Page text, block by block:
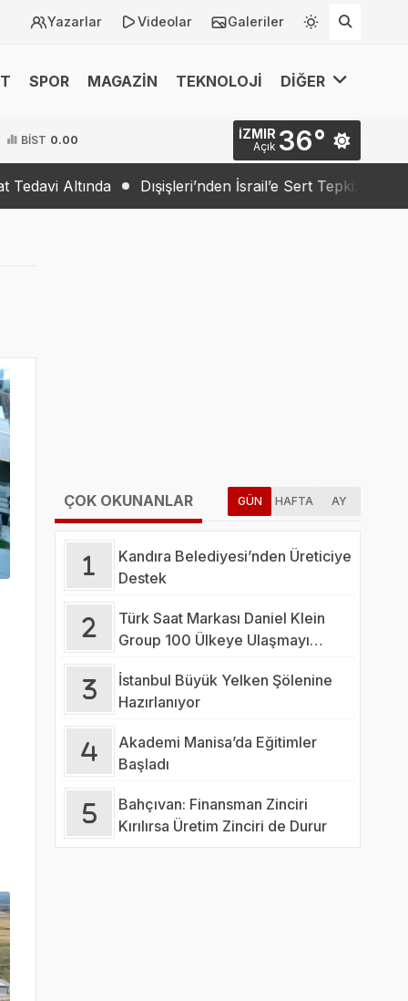
Yazarlar Videolar Galeriler
SPOR MAGAZİN TEKNOLOJİ DİĞER
BİST 0.00 İZMIR
Açık 36°
İsrail’e Sert Tepki: “Barış İradesi Yok”
ÇOK OKUNANLAR GÜN HAFTA AY
Kandıra Belediyesi’nden Üreticiye
Destek
Türk Saat Markası Daniel Klein
Group 100 Ülkeye Ulaşmayı
İstanbul Büyük Yelken Şölenine
Hazırlanıyor
Akademi Manisa’da Eğitimler
Başladı
Bahçıvan: Finansman Zinciri
Kırılırsa Üretim Zinciri de Durur